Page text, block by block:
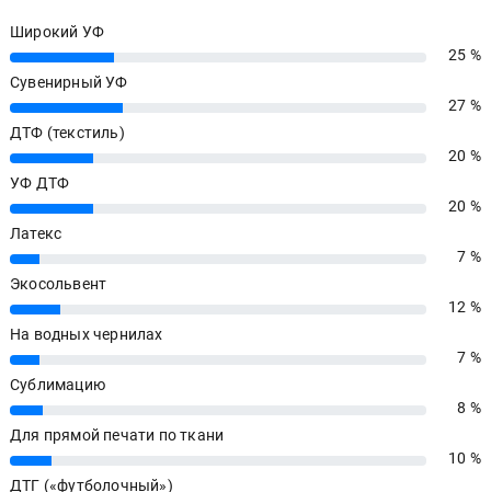
Широкий УФ
25%
25 %
Сувенирный УФ
27%
27 %
ДТФ (текстиль)
20%
20 %
УФ ДТФ
20%
20 %
Латекс
7%
7 %
Экосольвент
12%
12 %
На водных чернилах
7%
7 %
Сублимацию
8%
8 %
Для прямой печати по ткани
10%
10 %
ДТГ («футболочный»)